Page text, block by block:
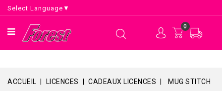
Select Language ▼
0
ACCUEIL LICENCES CADEAUX LICENCES MUG STITCH